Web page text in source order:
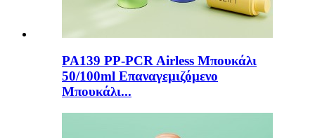
PA139 PP-PCR Airless Μπουκάλι
50/100ml Επαναγεμιζόμενο
Μπουκάλι...